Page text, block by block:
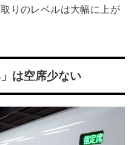
りのレベルは大幅に上が
は空席少ない